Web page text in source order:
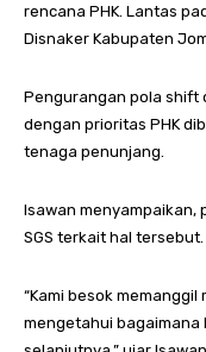
rencana PHK. Lantas
Disnaker Kabupaten
Pengurangan pola shift
dengan prioritas PHK
tenaga penunjang.
Isawan menyampaikan,
SGS terkait hal tersebut.
“Kami besok memanggil
mengetahui bagaimana